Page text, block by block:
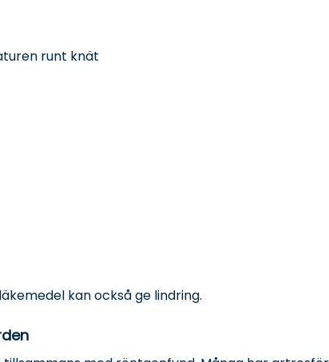
runt knät
kan också ge lindring.